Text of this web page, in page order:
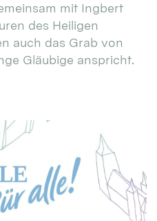
mit Ingbert
des Heiligen
auch das Grab von
Gläubige anspricht.